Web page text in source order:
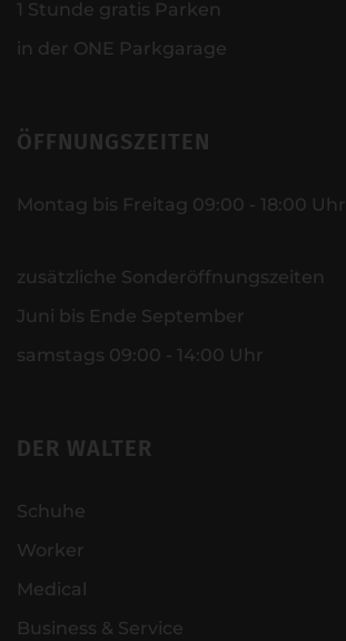
1 Stunde gratis Parken
in der ONE Parkgarage
ÖFFNUNGSZEITEN
Montag bis Freitag 09:00 - 18:00 Uhr
zusätzliche Sonderöffnungszeiten
Juni bis Ende September
samstags 09:00 - 14:00 Uhr
DER WALTER
Schuhe
Worker
Medical
Business & Service